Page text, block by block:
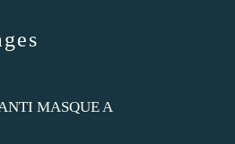
MASQUE A